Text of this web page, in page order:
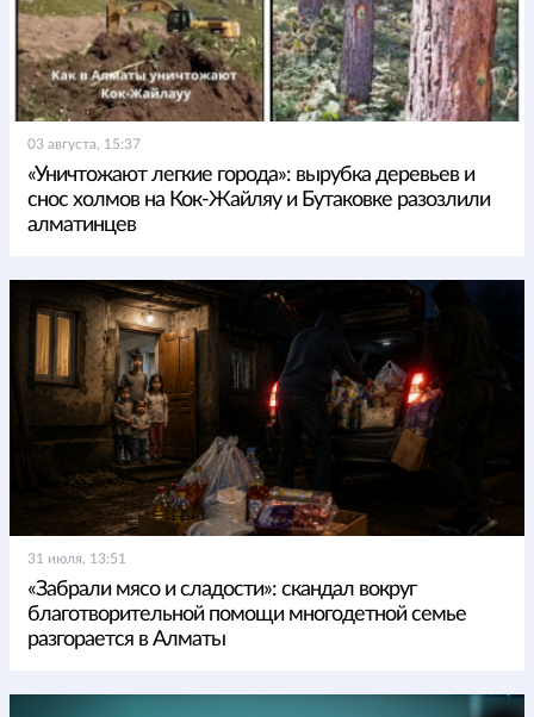
03 августа, 15:37
«Уничтожают легкие города»: вырубка деревьев и
снос холмов на Кок-Жайляу и Бутаковке разозлили
алматинцев
31 июля, 13:51
«Забрали мясо и сладости»: скандал вокруг
благотворительной помощи многодетной семье
разгорается в Алматы